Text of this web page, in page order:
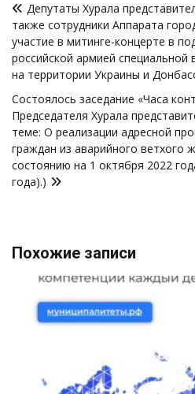
по
записям
Депутаты Хурала
также сотрудники Аппарата
участие в митинге-концерте в
российской армией
на территории Украины и
Состоялось заседание «Часа
Председателя Хурала
теме: О реализации адресной
граждан из аварийного ветхого
состоянию на 1 октября 2022
года).)
Похожие записи